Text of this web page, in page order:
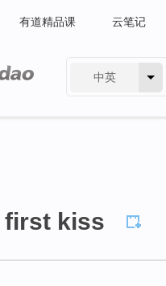
有道精品课 云笔记
中英
first kiss